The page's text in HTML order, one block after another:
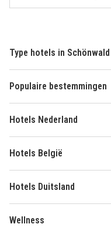
Type hotels in Schönwald
Populaire bestemmingen
Hotels Nederland
Hotels België
Hotels Duitsland
Wellness